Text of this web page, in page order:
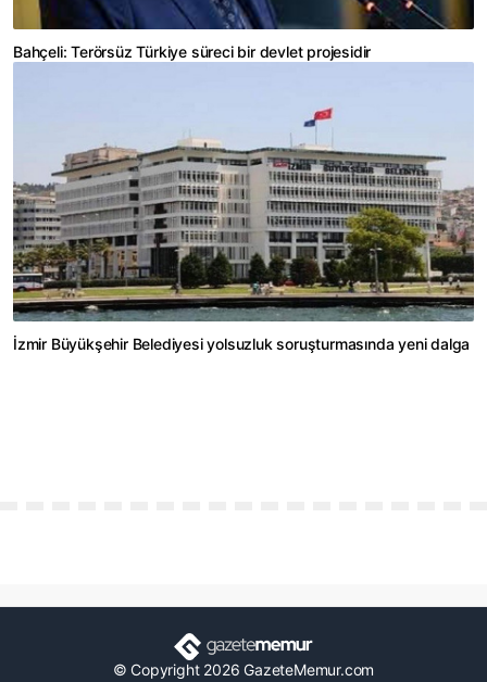
Bahçeli: Terörsüz Türkiye süreci bir devlet projesidir
İzmir Büyükşehir Belediyesi yolsuzluk soruşturmasında yeni dalga
© Copyright 2026 GazeteMemur.com